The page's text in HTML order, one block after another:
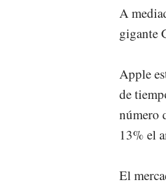
A
gigante
Apple
de
número
13% el
El